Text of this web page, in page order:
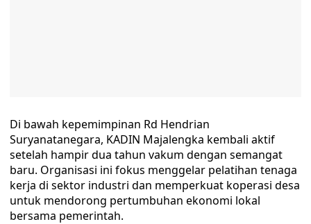
Di bawah kepemimpinan Rd Hendrian
Suryanatanegara, KADIN Majalengka kembali aktif
setelah hampir dua tahun vakum dengan semangat
baru. Organisasi ini fokus menggelar pelatihan tenaga
kerja di sektor industri dan memperkuat koperasi desa
untuk mendorong pertumbuhan ekonomi lokal
bersama pemerintah.